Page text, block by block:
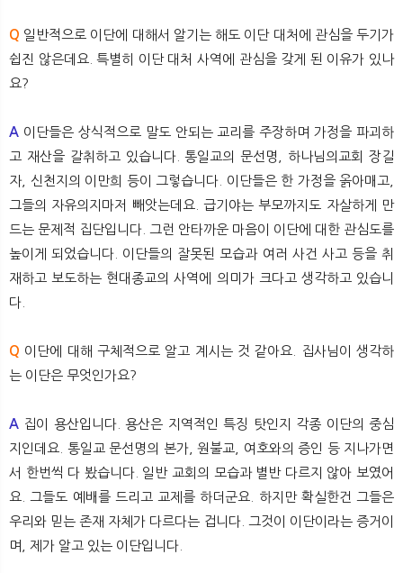
Q 일반적으로 이단에 대해서 알기는 해도 이단 대처에 관심을 두기가
쉽진 않은데요. 특별히 이단 대처 사역에 관심을 갖게 된 이유가 있나
요?
A 이단들은 상식적으로 말도 안되는 교리를 주장하며 가정을 파괴하
고 재산을 갈취하고 있습니다. 통일교의 문선명, 하나님의교회 장길
자, 신천지의 이만희 등이 그렇습니다. 이단들은 한 가정을 옭아매고,
그들의 자유의지마저 빼앗는데요. 급기야는 부모까지도 자살하게 만
드는 문제적 집단입니다. 그런 안타까운 마음이 이단에 대한 관심도를
높이게 되었습니다. 이단들의 잘못된 모습과 여러 사건 사고 등을 취
재하고 보도하는 현대종교의 사역에 의미가 크다고 생각하고 있습니
다.
Q 이단에 대해 구체적으로 알고 계시는 것 같아요. 집사님이 생각하
는 이단은 무엇인가요?
A 집이 용산입니다. 용산은 지역적인 특징 탓인지 각종 이단의 중심
지인데요. 통일교 문선명의 본가, 원불교, 여호와의 증인 등 지나가면
서 한번씩 다 봤습니다. 일반 교회의 모습과 별반 다르지 않아 보였어
요. 그들도 예배를 드리고 교제를 하더군요. 하지만 확실한건 그들은
우리와 믿는 존재 자체가 다르다는 겁니다. 그것이 이단이라는 증거이
며, 제가 알고 있는 이단입니다.